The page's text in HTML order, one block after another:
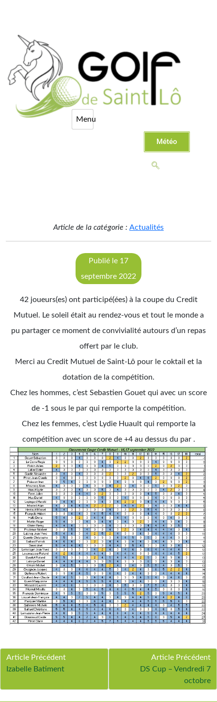
Météo
Article de la catégorie : Actualités
Publié le 17
septembre 2022
42 joueurs(es) ont participé(ées) à la coupe du Credit
Mutuel. Le soleil était au rendez-vous et tout le monde a
pu partager ce moment de convivialité autours d’un repas
offert par le club.
Merci au Credit Mutuel de Saint-Lô pour le coktail et la
dotation de la compétition.
Chez les hommes, c’est Sebastien Gouet qui avec un score
de -1 sous le par qui remporte la compétition.
Chez les femmes, c’est Lydie Huault qui remporte la
compétition avec un score de +4 au dessus du par .
Article Précédent
Izabelle Batiment
Article Précédent
DS Cup – Vendredi 7
octobre